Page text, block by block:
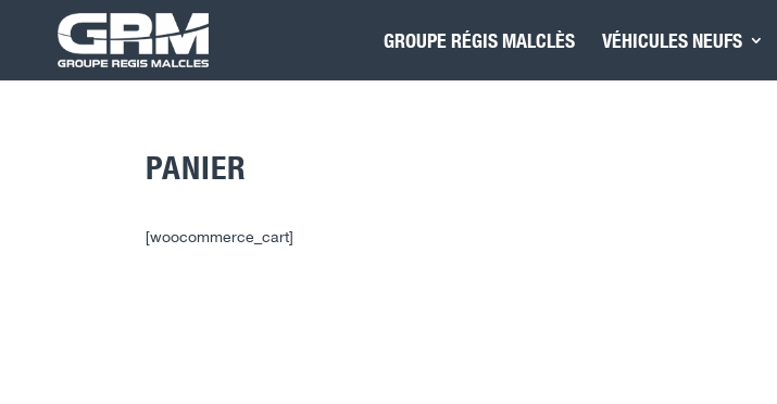
GROUPE RÉGIS MALCLÈS VÉHICULES NEUFS
PANIER
[woocommerce_cart]